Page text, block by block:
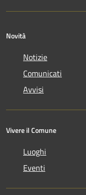
Novità
Notizie
Comunicati
Avvisi
Vivere il Comune
Luoghi
Eventi